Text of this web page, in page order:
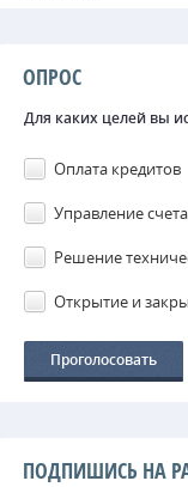
ОПРОС
Для каких целей вы
Оплата кредитов
Управление
Решение
Открытие и
ПОДПИШИСЬ НА